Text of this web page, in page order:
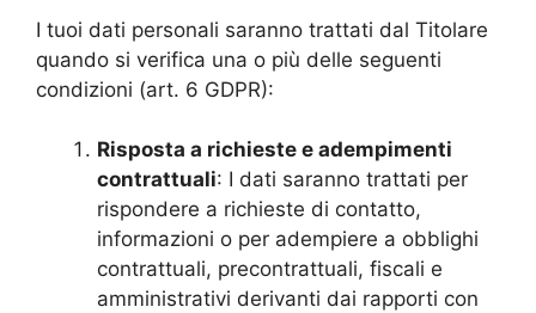
I tuoi dati personali saranno trattati dal Titolare
quando si verifica una o più delle seguenti
condizioni (art. 6 GDPR):
Risposta a richieste e adempimenti
contrattuali: I dati saranno trattati per
rispondere a richieste di contatto,
informazioni o per adempiere a obblighi
contrattuali, precontrattuali, fiscali e
amministrativi derivanti dai rapporti con